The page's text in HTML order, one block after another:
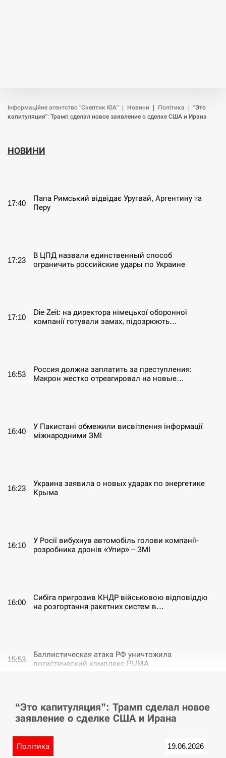
Інформаційне агентство "Скептик ЮА" Новини Політика
“Это
капитуляция”: Трамп сделал новое заявление о сделке США и Ирана
НОВИНИ
17:40
Папа Римський відвідає Уругвай, Аргентину та
Перу
17:23
В ЦПД назвали единственный способ
ограничить российские удары по Украине
17:10
Die Zeit: на директора німецької оборонної
компанії готували замах, підозрюють…
16:53
Россия должна заплатить за преступления:
Макрон жестко отреагировал на новые…
16:40
У Пакистані обмежили висвітлення інформації
міжнародними ЗМІ
16:23
Украина заявила о новых ударах по энергетике
Крыма
16:10
У Росії вибухнув автомобіль голови компанії-
розробника дронів «Упир» – ЗМІ
16:00
Сибіга пригрозив КНДР військовою відповіддю
на розгортання ракетних систем в…
15:53
Баллистическая атака РФ уничтожила
логистический комплекс PUMA
15:40
У Німеччині удар блискавки розділив навпіл
місто в Баварії
СЕРПЕНЬ
“Это капитуляция”: Трамп сделал новое
заявление о сделке США и Ирана
Політика 19.06.2026